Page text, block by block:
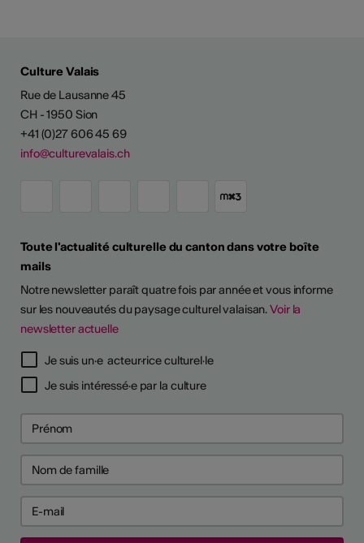
Culture Valais
Rue de Lausanne 45
CH - 1950 Sion
+41 (0)27 606 45 69
info@culturevalais.ch
Toute l'actualité culturelle du canton dans votre boîte
mails
Notre newsletter paraît quatre fois par année et vous informe
sur les nouveautés du paysage culturel valaisan.Voir la
newsletter actuelle
Je suis un·e acteur·rice culturel·le
Je suis intéressé·e par la culture